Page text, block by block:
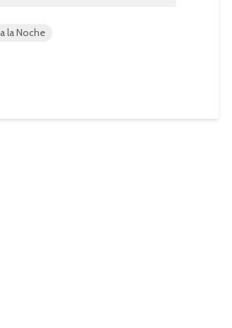
la Noche